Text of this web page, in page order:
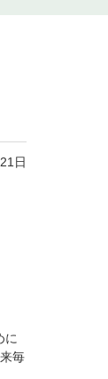
日
に
毎